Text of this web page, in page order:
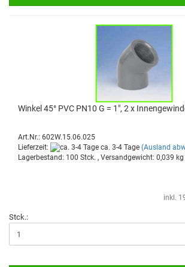
Win­kel 45° PVC PN10 G = 1", 2 x
Art.Nr.: 602W.15.06.025
Lieferzeit:
ca. 3-4 Tage (Ausland
Lagerbestand: 100 Stck. , Versandgewicht: 0,039
inkl.
Stck.: